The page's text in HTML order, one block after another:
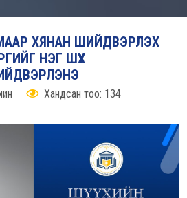
ХЯНАН ШИЙДВЭРЛЭХ
НЭГ ШҮҮХ
Хандсан тоо: 134